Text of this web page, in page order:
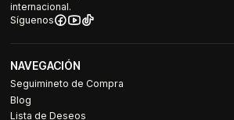
internacional.
Síguenos
NAVEGACIÓN
Seguimineto de Compra
Blog
Lista de Deseos